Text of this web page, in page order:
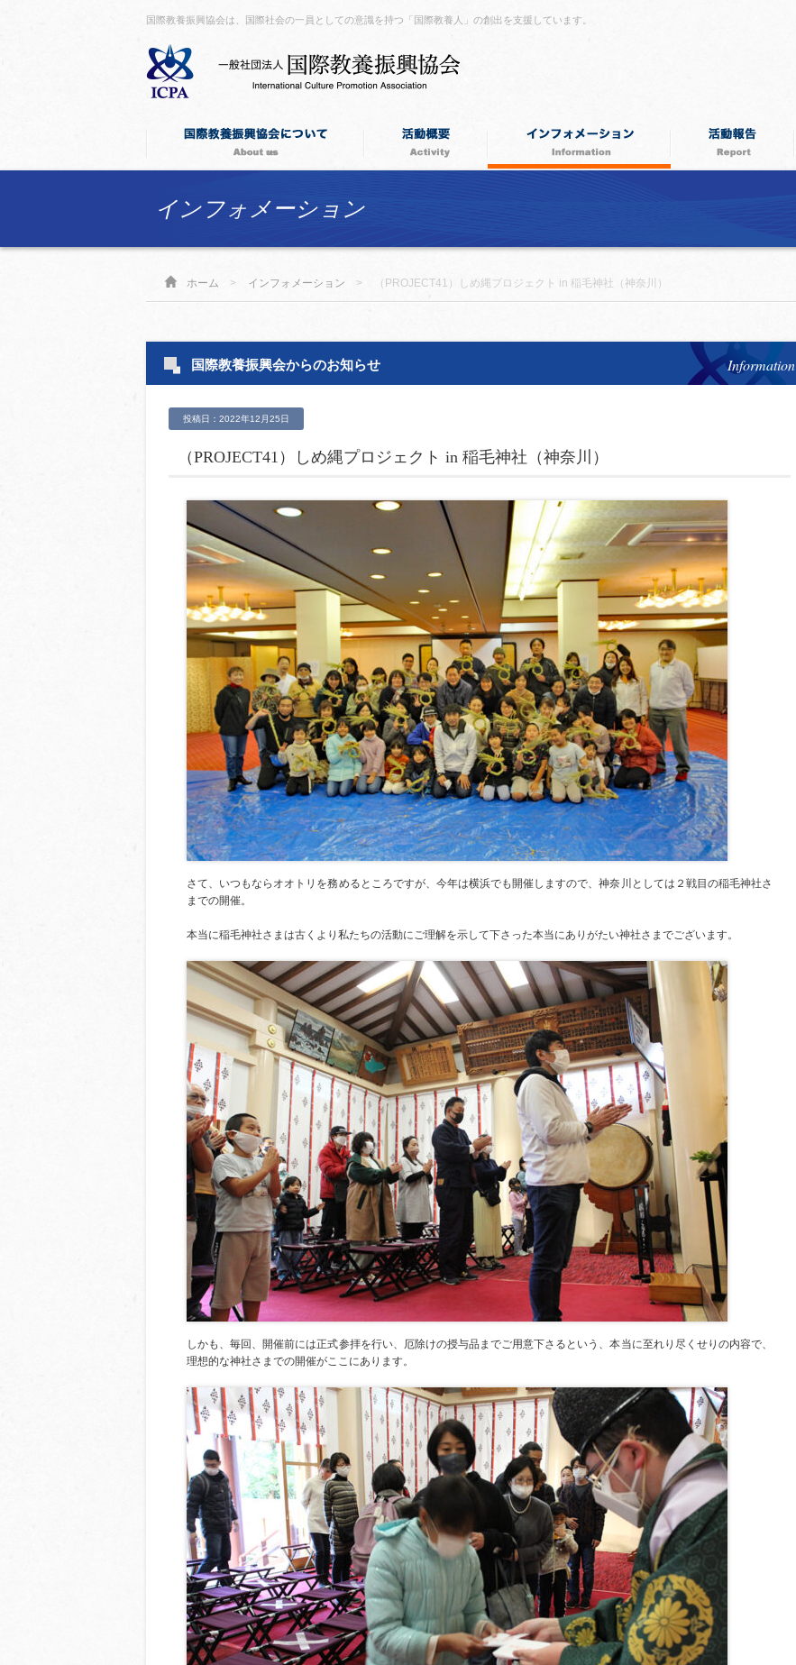
国際教養振興協会は、国際社会の一員としての意識を持つ「国際教養人」の創出を支援しています。
インフォメーション
ホーム > インフォメーション > （PROJECT41）しめ縄プロジェクト in 稲毛神社（神奈川）
国際教養振興会からのお知らせ Information
投稿日：2022年12月25日
（PROJECT41）しめ縄プロジェクト in 稲毛神社（神奈川）
さて、いつもならオオトリを務めるところですが、今年は横浜でも開催しますので、神奈川としては２戦目の稲毛神社さ
までの開催。
本当に稲毛神社さまは古くより私たちの活動にご理解を示して下さった本当にありがたい神社さまでございます。
しかも、毎回、開催前には正式参拝を行い、厄除けの授与品までご用意下さるという、本当に至れり尽くせりの内容で、
理想的な神社さまでの開催がここにあります。